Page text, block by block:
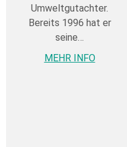
Umweltgutachter.
Bereits 1996 hat er
seine…
MEHR INFO